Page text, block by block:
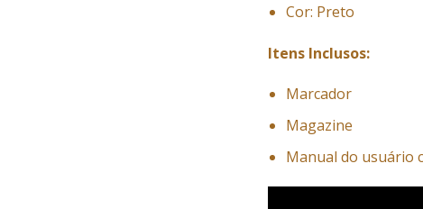
Cor: Preto
Itens Inclusos:
Marcador
Magazine
Manual do usuário